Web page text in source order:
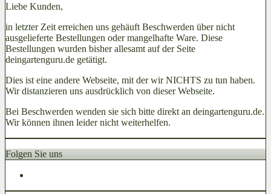
Liebe Kunden,
in letzter Zeit erreichen uns gehäuft Beschwerden über nicht
ausgelieferte Bestellungen oder mangelhafte Ware. Diese
Bestellungen wurden bisher allesamt auf der Seite
deingartenguru.de getätigt.
Dies ist eine andere Webseite, mit der wir NICHTS zu tun haben.
Wir distanzieren uns ausdrücklich von dieser Webseite.
Bei Beschwerden wenden sie sich bitte direkt an deingartenguru.de.
Wir können ihnen leider nicht weiterhelfen.
Folgen Sie uns